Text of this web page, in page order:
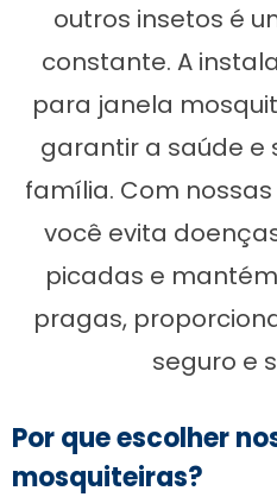
outros insetos é
constante. A
para janela
garantir a saúde e
família. Com
você evita
picadas e
pragas,
seguro e
Por que escolher
mosquiteiras?